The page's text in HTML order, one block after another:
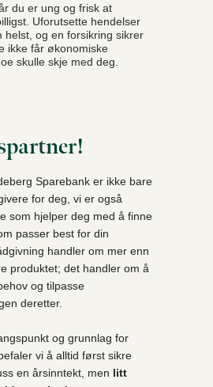
du er ung og frisk at
Uforutsette hendelser
helst, og en forsikring sikrer
ikke får økonomiske
skulle skje med deg.
Sparebank er ikke bare
for deg, vi er også
som hjelper deg med å finne
passer best for din
handler om mer enn
produktet; det handler om å
og tilpasse
deretter.
og grunnlag for
vi å alltid først sikre
en årsinntekt, men litt